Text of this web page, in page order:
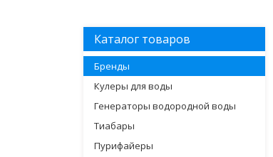
Каталог товаров
Бренды
Кулеры для воды
Генераторы водородной воды
Тиабары
Пурифайеры